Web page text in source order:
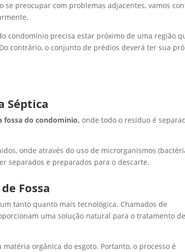
preocupar com problemas adjacentes, vamos
condomínio precisa estar próximo de uma região
contrário, o conjunto de prédios deverá ter sua
Séptica
fossa do condomínio, onde todo o resíduo é
onde através do uso de microrganismos
separados e preparados para o descarte.
Fossa
tanto quanto mais tecnológica. Chamados de
uma solução natural para o tratamento de
orgânica do esgoto. Portanto, o processo é